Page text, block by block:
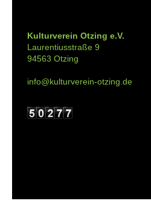
Kulturverein Otzing e.V.
Laurentiusstraße 9
94563 Otzing
info@kulturverein-otzing.de